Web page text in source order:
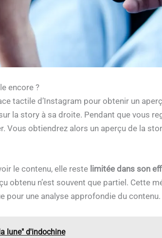
encore ?
tactile d’Instagram pour obtenir un
la story à sa droite. Pendant que vous
Vous obtiendrez alors un aperçu de la
le contenu, elle reste limitée dans son
obtenu n’est souvent que partiel. Cette
pour une analyse approfondie du contenu.
lune" d'indochine